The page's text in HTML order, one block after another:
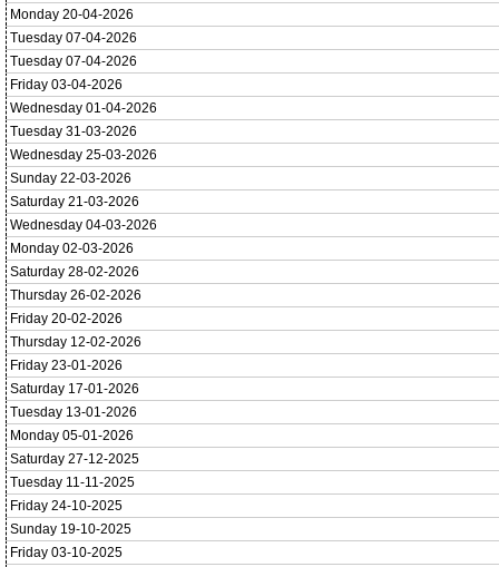
Monday 20-04-2026
Tuesday 07-04-2026
Tuesday 07-04-2026
Friday 03-04-2026
Wednesday 01-04-2026
Tuesday 31-03-2026
Wednesday 25-03-2026
Sunday 22-03-2026
Saturday 21-03-2026
Wednesday 04-03-2026
Monday 02-03-2026
Saturday 28-02-2026
Thursday 26-02-2026
Friday 20-02-2026
Thursday 12-02-2026
Friday 23-01-2026
Saturday 17-01-2026
Tuesday 13-01-2026
Monday 05-01-2026
Saturday 27-12-2025
Tuesday 11-11-2025
Friday 24-10-2025
Sunday 19-10-2025
Friday 03-10-2025